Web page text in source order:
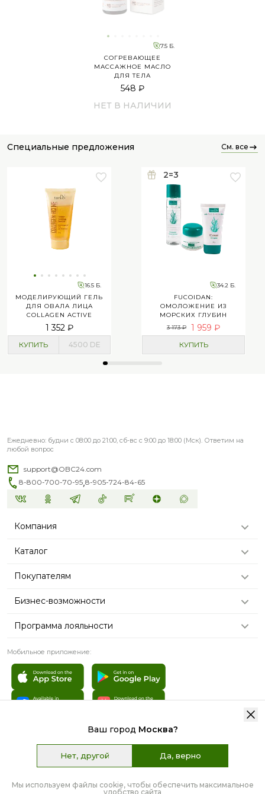
Ваш город Москва?
Нет, другой Да, верно
Мы используем файлы cookie, чтобы обеспечить максимальное
удобство сайта
7.5 Б.
СОГРЕВАЮЩЕЕ
МАССАЖНОЕ МАСЛО
ДЛЯ ТЕЛА
548 ₽
НЕТ В НАЛИЧИИ
специальные предложения см. все
16.5 Б.
МОДЕЛИРУЮЩИЙ ГЕЛЬ
ДЛЯ ОВАЛА ЛИЦА
COLLAGEN ACTIVE
1 352 ₽
КУПИТЬ 4500 DE
2=3
34.2 Б.
FUCOIDAN:
ОМОЛОЖЕНИЕ ИЗ
МОРСКИХ ГЛУБИН
3 173 ₽
1 959 ₽
КУПИТЬ
Ежедневно: будни с 08:00 до 21:00, сб-вс с 9:00 до 18:00 (Мск). Ответим на
любой вопрос
support@OBC24.com
8-800-700-70-95,8-905-724-84-65
Компания
Каталог
Покупателям
Бизнес-возможности
Программа лояльности
Мобильное приложение:
материалы:Freepik.com
Пользовательское соглашение